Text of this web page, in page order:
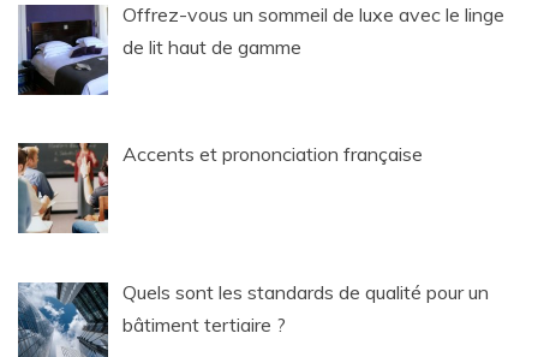
Offrez-vous un sommeil de luxe avec le linge
de lit haut de gamme
Accents et prononciation française
Quels sont les standards de qualité pour un
bâtiment tertiaire ?